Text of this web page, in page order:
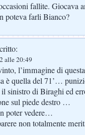
fallite. Giocava
poteva farli Bianco?
alle 20:49
l’immagine di
è quella del 71’…
sinistro di Biraghi ed
sul piede destro …
poter vedere…
non totalmente